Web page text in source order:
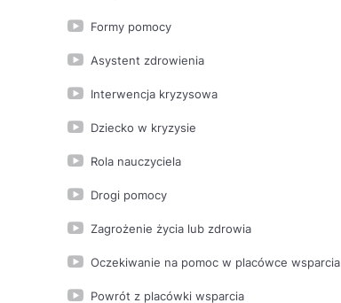
Formy pomocy
Asystent zdrowienia
Interwencja kryzysowa
Dziecko w kryzysie
Rola nauczyciela
Drogi pomocy
Zagrożenie życia lub zdrowia
Oczekiwanie na pomoc w placówce wsparcia
Powrót z placówki wsparcia